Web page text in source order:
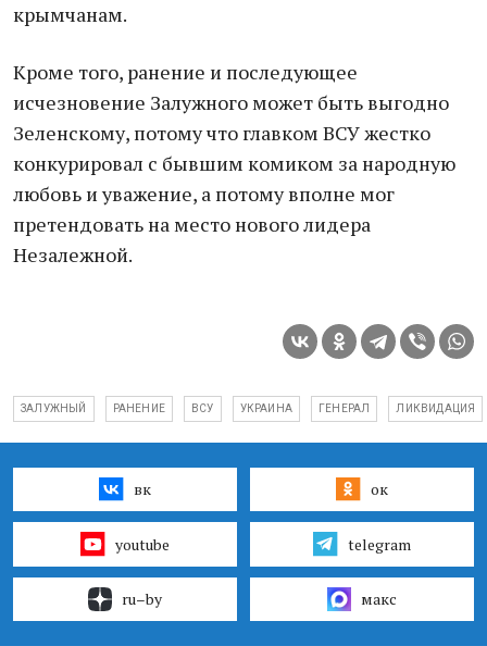
крымчанам.
Кроме того, ранение и последующее
исчезновение Залужного может быть выгодно
Зеленскому, потому что главком ВСУ жестко
конкурировал с бывшим комиком за народную
любовь и уважение, а потому вполне мог
претендовать на место нового лидера
Незалежной.
ЗАЛУЖНЫЙ РАНЕНИЕ ВСУ УКРАИНА ГЕНЕРАЛ ЛИКВИДАЦИЯ
вк ок
youtube telegram
ru–by макс